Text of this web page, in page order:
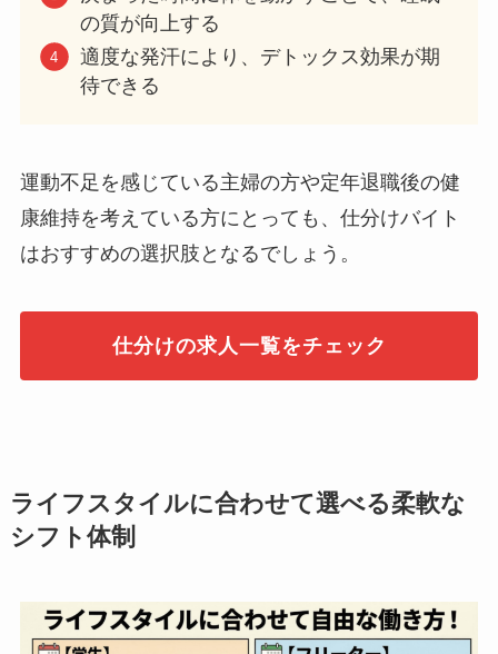
の質が向上する
適度な発汗により、デトックス効果が期
待できる
運動不足を感じている主婦の方や定年退職後の健
康維持を考えている方にとっても、仕分けバイト
はおすすめの選択肢となるでしょう。
仕分けの求人一覧をチェック
ライフスタイルに合わせて選べる柔軟な
シフト体制